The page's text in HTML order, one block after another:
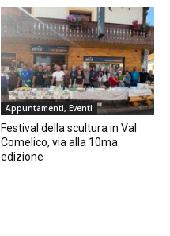
Appuntamenti, Eventi
Festival della scultura in Val
Comelico, via alla 10ma
edizione